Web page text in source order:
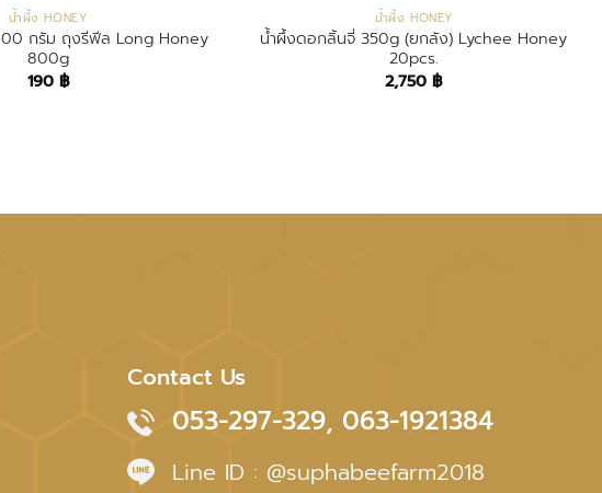
น้ำผึ้ง HONEY
กรัม ถุงรีฟีล Long Honey
800g
190 ฿
น้ำผึ้ง HONEY
น้ำผึ้งดอกลิ้นจี่ 350g (ยกลัง) Lychee Honey
20pcs.
2,750฿
Contact Us
053-297-329, 063-1921384
Line ID : @suphabeefarm2018